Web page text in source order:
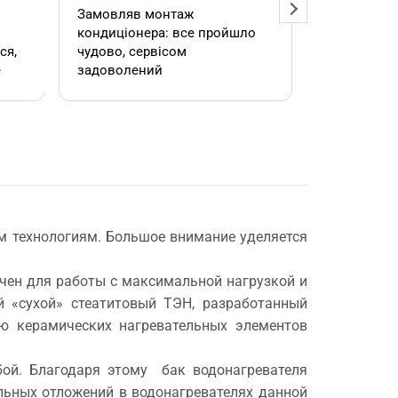
Замовляв монтаж
кондиціонера: все пройшло
чудово, сервісом
задоволений
Большое внимание уделяется
для работы с максимальной нагрузкой и
стеатитовый ТЭН, разработанный
нагревательных элементов
Благодаря этому бак водонагревателя
отложений в водонагревателях данной